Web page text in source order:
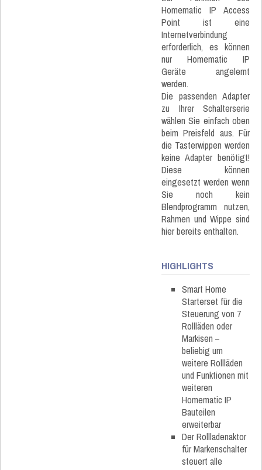
Homematic IP Access
Point ist eine
Internetverbindung
erforderlich, es können
nur Homematic IP
Geräte angelernt
werden.
Die passenden Adapter
zu Ihrer Schalterserie
wählen Sie einfach oben
beim Preisfeld aus. Für
die Tasterwippen werden
keine Adapter benötigt!
Diese können
eingesetzt werden wenn
Sie noch kein
Blendprogramm nutzen,
Rahmen und Wippe sind
hier bereits enthalten.
HIGHLIGHTS
Smart Home
Starterset für die
Steuerung von 7
Rollläden oder
Markisen –
beliebig um
weitere Rollläden
und Funktionen mit
weiteren
Homematic IP
Bauteilen
erweiterbar
Der Rollladenaktor
für Markenschalter
steuert alle